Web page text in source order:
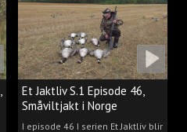
Et Jaktliv S.1 Episode 46,
Småviltjakt i Norge
I episode 46 I serien Et Jaktliv blir